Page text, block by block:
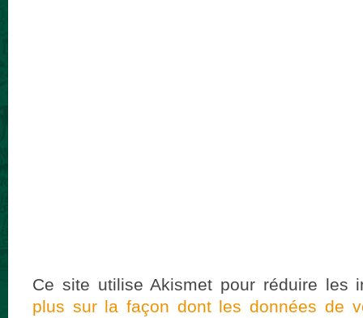
Ce site utilise Akismet pour réduire les
plus sur la façon dont les données de